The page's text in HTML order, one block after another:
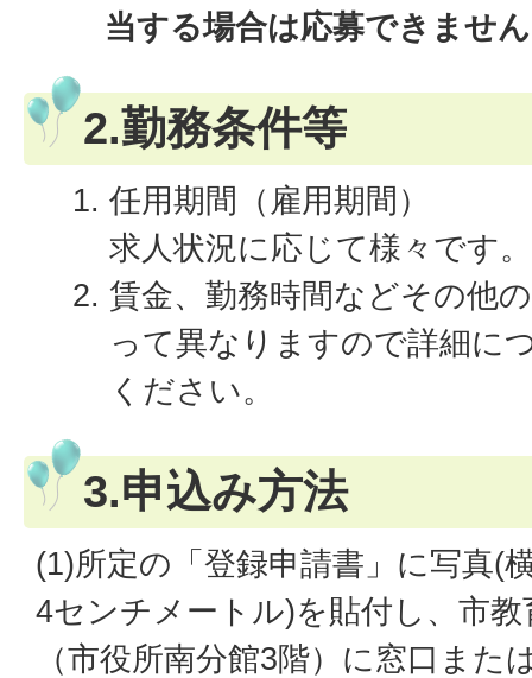
当する場合は応募できませ
2.勤務条件等
任用期間（雇用期間）
求人状況に応じて様々です。
賃金、勤務時間などその他
って異なりますので詳細に
ください。
3.申込み方法
(1)所定の「登録申請書」に写真(
4センチメートル)を貼付し、市
（市役所南分館3階）に窓口また